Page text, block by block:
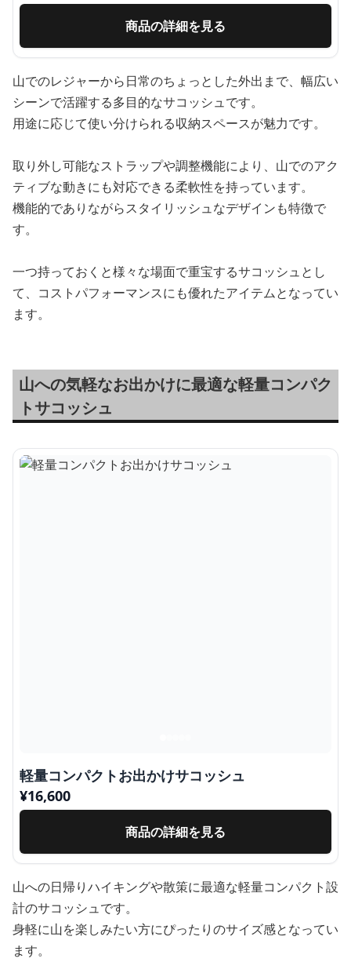
商品の詳細を見る
山でのレジャーから日常のちょっとした外出まで、幅広い
シーンで活躍する多目的なサコッシュです。
用途に応じて使い分けられる収納スペースが魅力です。
取り外し可能なストラップや調整機能により、山でのアク
ティブな動きにも対応できる柔軟性を持っています。
機能的でありながらスタイリッシュなデザインも特徴で
す。
一つ持っておくと様々な場面で重宝するサコッシュとし
て、コストパフォーマンスにも優れたアイテムとなってい
ます。
山への気軽なお出かけに最適な軽量コンパク
トサコッシュ
軽量コンパクトお出かけサコッシュ
¥16,600
商品の詳細を見る
山への日帰りハイキングや散策に最適な軽量コンパクト設
計のサコッシュです。
身軽に山を楽しみたい方にぴったりのサイズ感となってい
ます。